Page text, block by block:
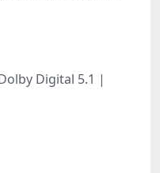
Digital 5.1 |